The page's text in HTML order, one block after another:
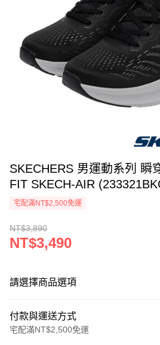
SKECHERS 男運動系列 瞬
FIT SKECH-AIR
宅配滿NT$2,500免運
NT$3,890
NT$3,490
請選擇商品選項
付款與運送方式
宅配滿NT$2,500免運